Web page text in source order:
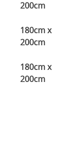
200cm
180cm x
200cm
180cm x
200cm